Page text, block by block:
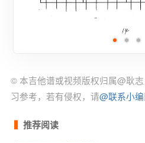
© 本吉他谱或视频版权归属@耿
习参考，若有侵权，请@联系小编
推荐阅读